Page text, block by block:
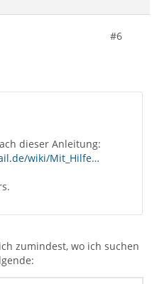
#6
dieser Anleitung:
wiki/Mit_Hilfe…
zumindest, wo ich suchen